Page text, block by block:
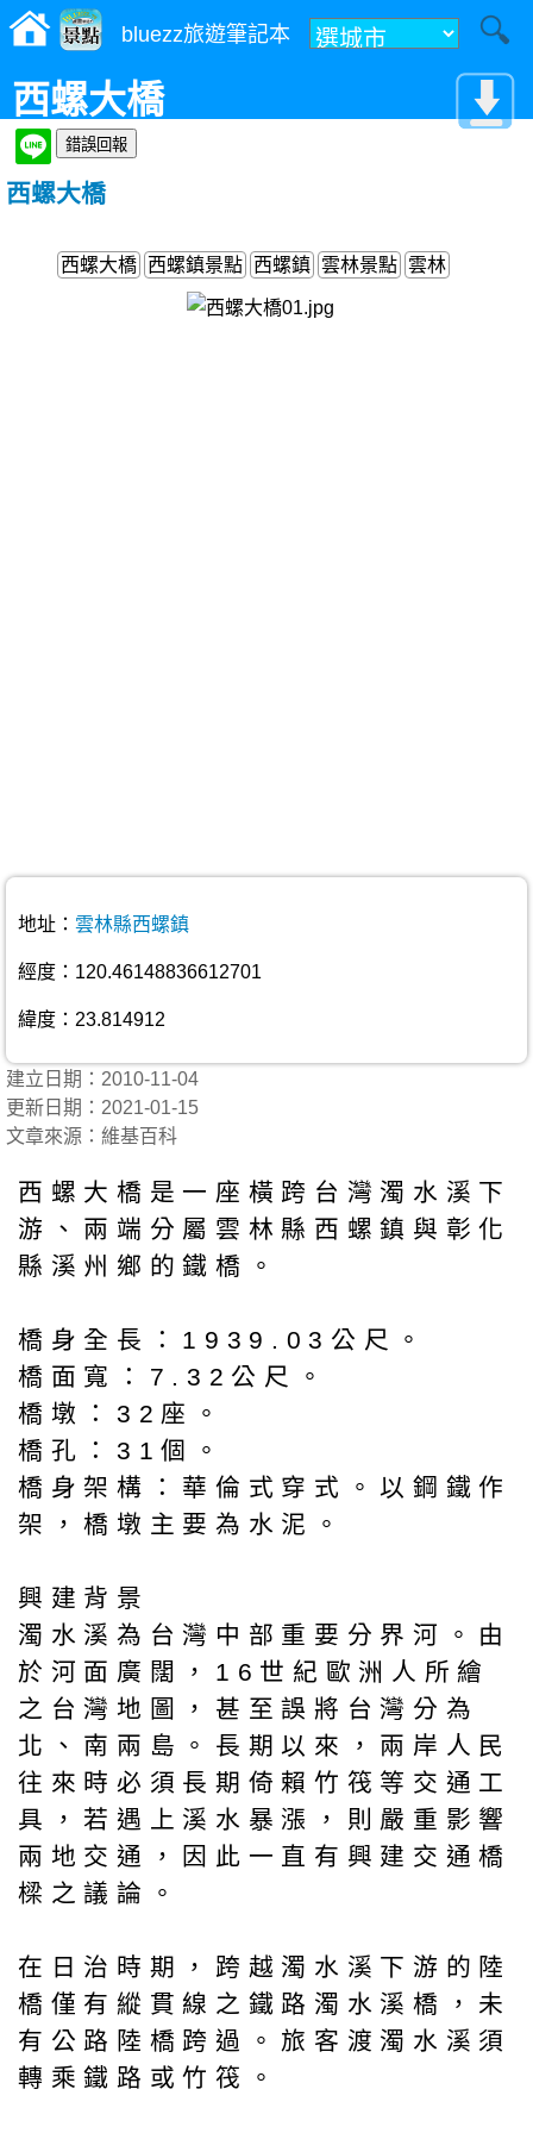
bluezz旅遊筆記本
西螺大橋
西螺大橋
西螺大橋 西螺鎮景點 西螺鎮 雲林景點 雲林
地址： 雲林縣西螺鎮
經度：120.46148836612701
緯度：23.814912
建立日期：2010-11-04
更新日期：2021-01-15
文章來源：維基百科
西螺大橋是一座橫跨台灣濁水溪下
游、兩端分屬雲林縣西螺鎮與彰化
縣溪州鄉的鐵橋。
橋身全長：1939.03公尺。
橋面寬：7.32公尺。
橋墩：32座。
橋孔：31個。
橋身架構：華倫式穿式。以鋼鐵作
架，橋墩主要為水泥。
興建背景
濁水溪為台灣中部重要分界河。由
於河面廣闊，16世紀歐洲人所繪
之台灣地圖，甚至誤將台灣分為
北、南兩島。長期以來，兩岸人民
往來時必須長期倚賴竹筏等交通工
具，若遇上溪水暴漲，則嚴重影響
兩地交通，因此一直有興建交通橋
樑之議論。
在日治時期，跨越濁水溪下游的陸
橋僅有縱貫線之鐵路濁水溪橋，未
有公路陸橋跨過。旅客渡濁水溪須
轉乘鐵路或竹筏。